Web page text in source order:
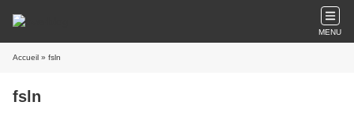
MENU
Accueil » fsln
fsln